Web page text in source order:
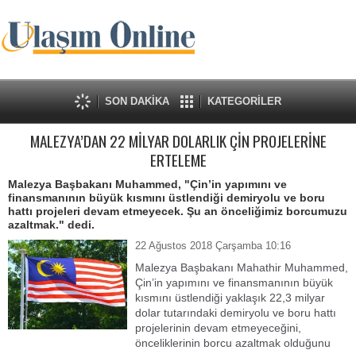
SON DAKİKA KATEGORİLER
MALEZYA’DAN 22 MİLYAR DOLARLIK ÇİN PROJELERİNE
ERTELEME
Malezya Başbakanı Muhammed, "Çin’in yapımını ve
finansmanının büyük kısmını üstlendiği demiryolu ve boru
hattı projeleri devam etmeyecek. Şu an önceliğimiz borcumuzu
azaltmak." dedi.
22 Ağustos 2018 Çarşamba 10:16
Malezya Başbakanı Mahathir Muhammed,
Çin’in yapımını ve finansmanının büyük
kısmını üstlendiği yaklaşık 22,3 milyar
dolar tutarındaki demiryolu ve boru hattı
projelerinin devam etmeyeceğini,
önceliklerinin borcu azaltmak olduğunu